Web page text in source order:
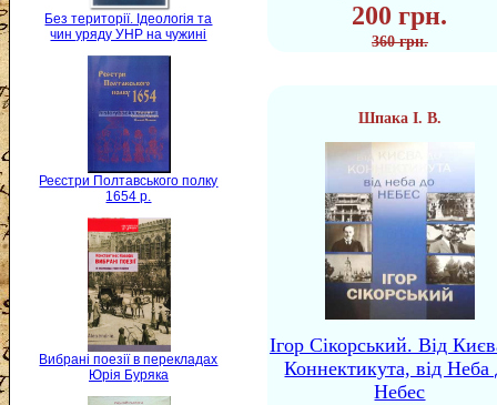
Без території. Ідеологія та
чин уряду УНР на чужині
Реєстри Полтавського полку
1654 р.
Вибрані поезії в перекладах
Юрія Буряка
200 грн.
360 грн.
Шпака І. В.
Ігор Сікорський. Від
Коннектикута, від Неба
Небес